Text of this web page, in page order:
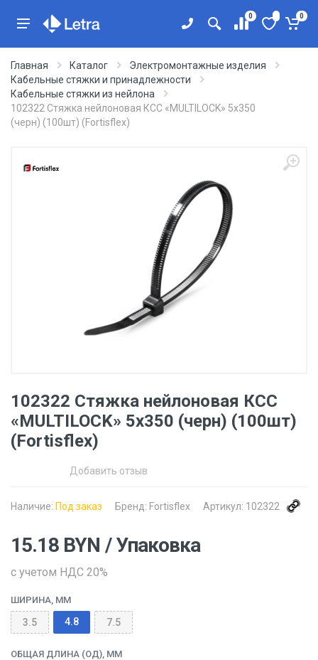
0 0
Главная Каталог
Электромонтажные изделия
Кабельные стяжки и принадлежности
Кабельные стяжки из нейлона
102322 Стяжка нейлоновая КСС «MULTILOCK» 5х350
(черн) (100шт) (Fortisflex)
102322 Стяжка нейлоновая КСС
«MULTILOCK» 5х350 (черн) (100шт)
(Fortisflex)
Добавить отзыв
Наличие: Под заказ Бренд: Fortisflex Артикул: 102322
15.18 BYN / Упаковка
с учетом НДС 20%
ШИРИНА, ММ
3.5 4.8 7.5
ОБЩАЯ ДЛИНА (ОД), ММ